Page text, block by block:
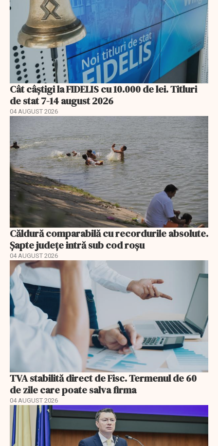
Cât câștigi la FIDELIS cu 10.000 de lei. Titluri
de stat 7-14 august 2026
04 AUGUST 2026
Căldură comparabilă cu recordurile absolute.
Șapte județe intră sub cod roșu
04 AUGUST 2026
TVA stabilită direct de Fisc. Termenul de 60
de zile care poate salva firma
04 AUGUST 2026